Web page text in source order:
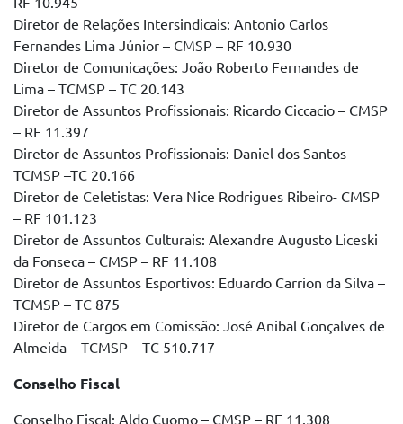
Diretor de Relações Intersindicais: Antonio Carlos
Fernandes Lima Júnior – CMSP – RF 10.930
Diretor de Comunicações: João Roberto Fernandes de
Lima – TCMSP – TC 20.143
Diretor de Assuntos Profissionais: Ricardo Ciccacio – CMSP
– RF 11.397
Diretor de Assuntos Profissionais: Daniel dos Santos –
TCMSP –TC 20.166
Diretor de Celetistas: Vera Nice Rodrigues Ribeiro- CMSP
– RF 101.123
Diretor de Assuntos Culturais: Alexandre Augusto Liceski
da Fonseca – CMSP – RF 11.108
Diretor de Assuntos Esportivos: Eduardo Carrion da Silva –
TCMSP – TC 875
Diretor de Cargos em Comissão: José Anibal Gonçalves de
Almeida – TCMSP – TC 510.717
Conselho Fiscal
Conselho Fiscal: Aldo Cuomo – CMSP – RF 11.308